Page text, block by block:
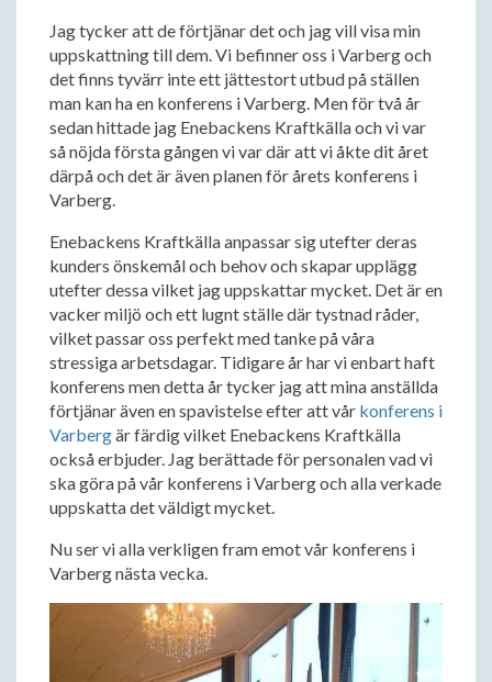
Jag tycker att de förtjänar det och jag vill visa min
uppskattning till dem. Vi befinner oss i Varberg och
det finns tyvärr inte ett jättestort utbud på ställen
man kan ha en konferens i Varberg. Men för två år
sedan hittade jag Enebackens Kraftkälla och vi var
så nöjda första gången vi var där att vi åkte dit året
därpå och det är även planen för årets konferens i
Varberg.
Enebackens Kraftkälla anpassar sig utefter deras
kunders önskemål och behov och skapar upplägg
utefter dessa vilket jag uppskattar mycket. Det är en
vacker miljö och ett lugnt ställe där tystnad råder,
vilket passar oss perfekt med tanke på våra
stressiga arbetsdagar. Tidigare år har vi enbart haft
konferens men detta år tycker jag att mina anställda
förtjänar även en spavistelse efter att vår konferens i
Varbergär färdig vilket Enebackens Kraftkälla
också erbjuder. Jag berättade för personalen vad vi
ska göra på vår konferens i Varberg och alla verkade
uppskatta det väldigt mycket.
Nu ser vi alla verkligen fram emot vår konferens i
Varberg nästa vecka.